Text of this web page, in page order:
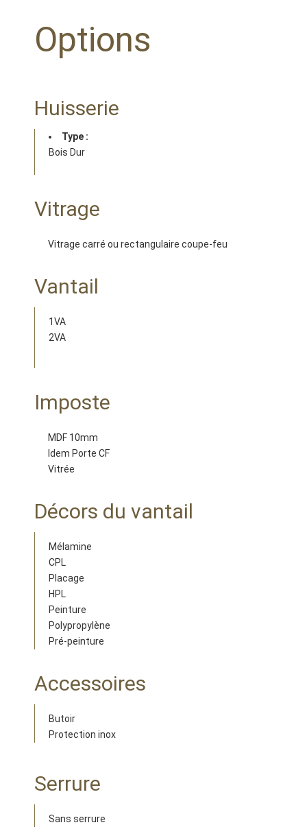
Options
Huisserie
Type :
Bois Dur
Vitrage
Vitrage carré ou rectangulaire coupe-feu
Vantail
1VA
2VA
Imposte
MDF 10mm
Idem Porte CF
Vitrée
Décors du vantail
Mélamine
CPL
Placage
HPL
Peinture
Polypropylène
Pré-peinture
Accessoires
Butoir
Protection inox
Serrure
Sans serrure